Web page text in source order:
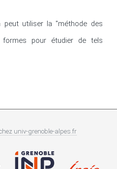
utiliser la "méthode des
formes pour étudier de tels
univ-grenoble-alpes.fr